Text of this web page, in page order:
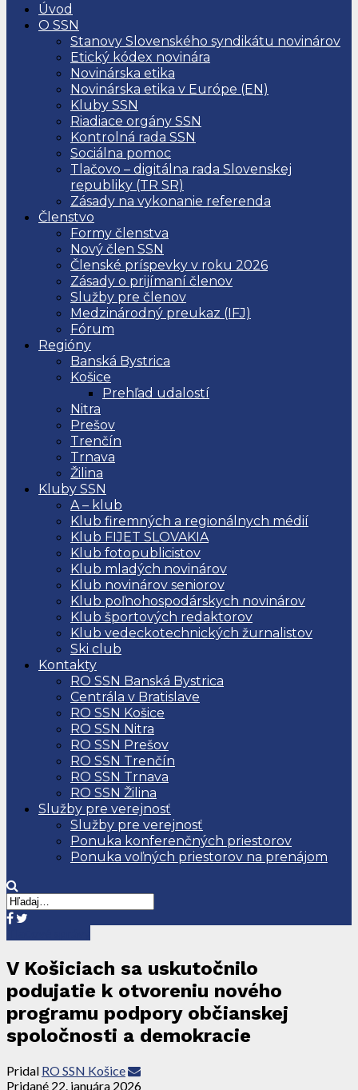
Úvod
O SSN
Stanovy Slovenského syndikátu novinárov
Etický kódex novinára
Novinárska etika
Novinárska etika v Európe (EN)
Kluby SSN
Riadiace orgány SSN
Kontrolná rada SSN
Sociálna pomoc
Tlačovo – digitálna rada Slovenskej
republiky (TR SR)
Zásady na vykonanie referenda
Členstvo
Formy členstva
Nový člen SSN
Členské príspevky v roku 2026
Zásady o prijímaní členov
Služby pre členov
Medzinárodný preukaz (IFJ)
Fórum
Regióny
Banská Bystrica
Košice
Prehľad udalostí
Nitra
Prešov
Trenčín
Trnava
Žilina
Kluby SSN
A – klub
Klub firemných a regionálnych médií
Klub FIJET SLOVAKIA
Klub fotopublicistov
Klub mladých novinárov
Klub novinárov seniorov
Klub poľnohospodárskych novinárov
Klub športových redaktorov
Klub vedeckotechnických žurnalistov
Ski club
Kontakty
RO SSN Banská Bystrica
Centrála v Bratislave
RO SSN Košice
RO SSN Nitra
RO SSN Prešov
RO SSN Trenčín
RO SSN Trnava
RO SSN Žilina
Služby pre verejnosť
Služby pre verejnosť
Ponuka konferenčných priestorov
Ponuka voľných priestorov na prenájom
V Košiciach sa uskutočnilo
podujatie k otvoreniu nového
programu podpory občianskej
spoločnosti a demokracie
Pridal RO SSN Košice
Pridané 22. januára 2026